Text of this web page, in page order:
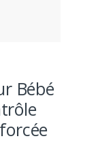
Bébé